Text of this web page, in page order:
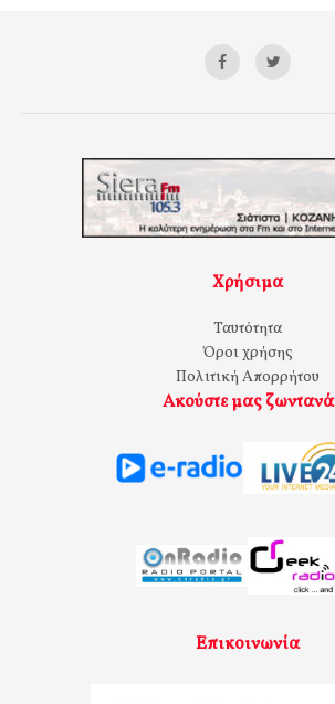
Χρήσιμα
Ταυτότητα
Όροι χρήσης
Πολιτική Απορρήτου
Ακούστε μας ζωντανά
Επικοινωνία